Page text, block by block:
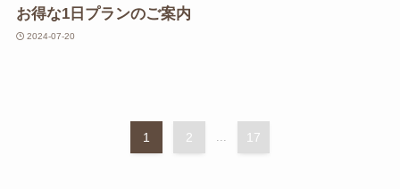
お得な1日プランのご案内
2024-07-20
1 2 ... 17